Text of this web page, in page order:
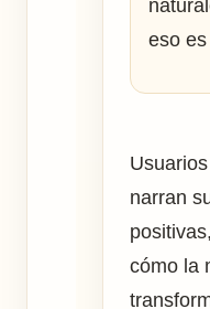
eso
narran
cómo la